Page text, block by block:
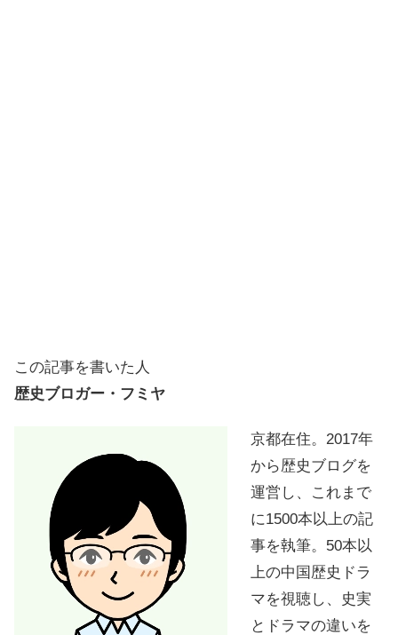
この記事を書いた人
歴史ブロガー・フミヤ
京都在住。2017年
から歴史ブログを
運営し、これまで
に1500本以上の記
事を執筆。50本以
上の中国歴史ドラ
マを視聴し、史実
とドラマの違いを